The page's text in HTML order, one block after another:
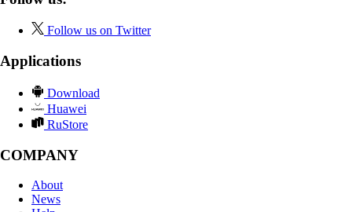
Follow us on Twitter
Applications
Download
Huawei
RuStore
COMPANY
About
News